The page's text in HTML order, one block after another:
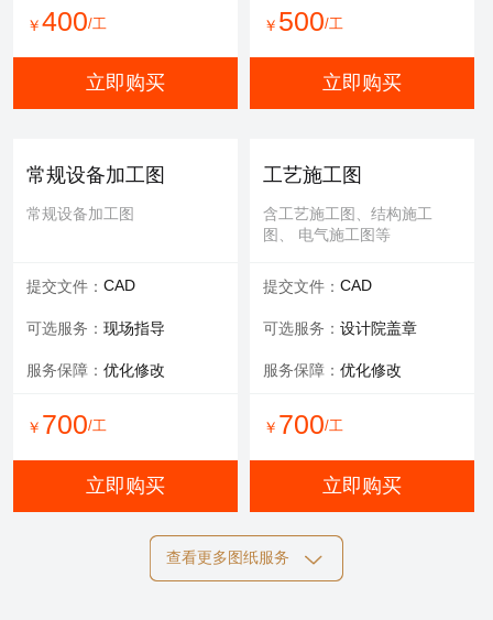
环评报告
适用于环评、清洁生产、验
收报告、入河排污口论证报
可选服务： 专家评审
服务内容：报告书、报告表
立即购买
￥400/工
立即购买
￥ 500/工
立即购买
常规设备加工图
常规设备加工图
提交文件： CAD
可选服务： 现场指导
服务保障： 优化修改
￥ 700/工
立即购买
工艺施工图
含工艺施工图、结构施工
图、 电气施工图等
提交文件： CAD
可选服务： 设计院盖章
服务保障： 优化修改
￥ 700/工
立即购买
电气施工图
查看更多图纸服务